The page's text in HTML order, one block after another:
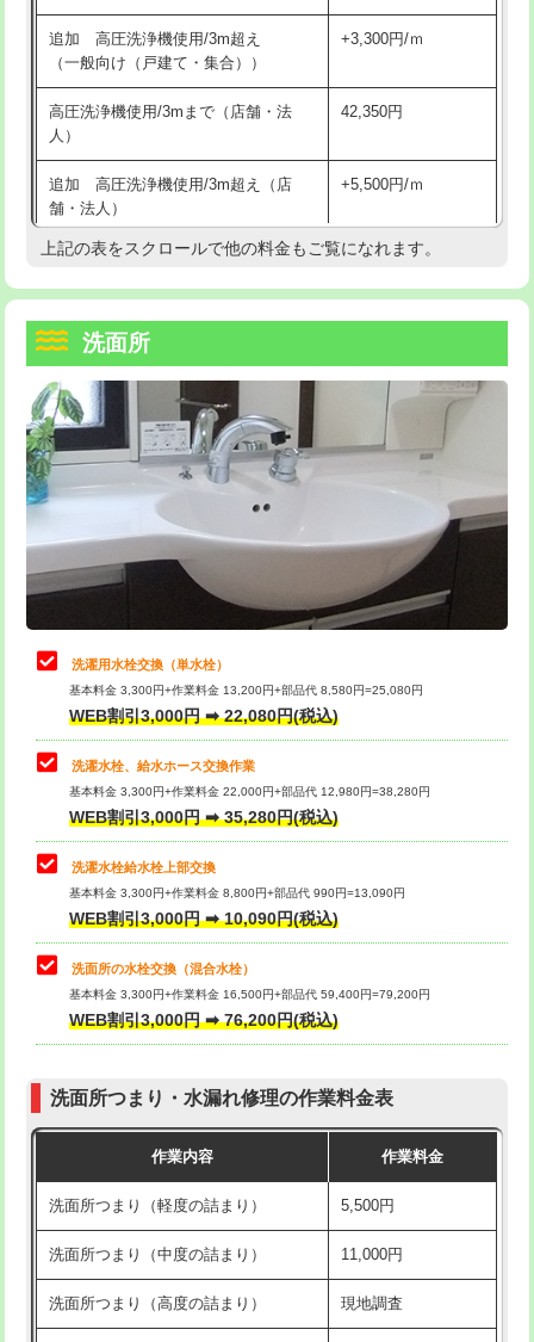
マス交換（深さ50㎝以上） 66,000円
コンクリート斫り（厚さ10㎝まで） 27,500円
コンクリート斫り（厚さ10㎝超え）
モルタル補修（厚さ10㎝まで）
モルタル補修（厚さ10㎝超え） 38,500円
洗面台設置 38,500円
追加人工
廃棄・処分 現場見積
※給水管工事は20mmまでの価格です。
持込商品取付（混合水栓） 16,500円
給水管工事※（ホール加工)
給水管工事※（バンド止め) 3,300円
給水管工事※（支持金具設置) 5,500円
給水管工事※（保温材使用（バンド止
め込み）)
5,500円
給水管工事※（土の掘削・埋め戻し作
業)
11,000円
給水管工事※（塩ビ管（VP・HI）使
用/3ｍまで)
33,000円
給水管工事※（塩ビ管（VP・HI）使
用（追加）/3ｍ超え)
給水管工事※（ライニング鋼管・銅
管・ポリ管・HT管使用/3ｍまで)
44,000円
給水管工事※（ライニング鋼管・銅
管・ポリ管・HT管使用/3ｍ超え)
排水管工事（土の掘削・埋め戻し作
業）
排水管工事（排水管工事/3ｍまで） 55,000円
排水管工事（追加 排水管工事/3ｍ超
え）
マス交換（土の掘削・埋め戻し作業）
マス交換（深さ50㎝未満）
マス交換（深さ50㎝以上）
モルタル補修（厚さ10㎝まで） 27,500円
モルタル補修（厚さ10㎝超え） 38,500円
洗面台設置 38,500円
バスタブ設置 現場見積
追加 高圧洗浄機使用/3m超え
（一般向け（戸建て・集合））
+3,300円/ｍ
高圧洗浄機使用/3mまで（店舗・法
人）
42,350円
追加 高圧洗浄機使用/3m超え（店
舗・法人）
+5,500円/ｍ
高度高圧洗浄換 現地調査
トーラー機使用/3mまで
追加トーラー機使用/3m超え +3,300円
カメラ調査 33,000円
桝清掃
止水・漏水調査・防水処理・清掃・修
理・調整・分解・加工など（軽作業）
11,000円
止水・漏水調査・防水処理・清掃・修
理・調整・分解・加工など（中作業）
22,000円
止水・漏水調査・防水処理・清掃・修
理・調整・分解・加工など（重作業）
33,000円
キッチンタンク脱着
その他部品の脱着
交換・取付（タンク）
交換・取付(単水栓（壁付・デッキ
式）)
交換・取付(混合水栓（壁付・デッキ
式・ワンホール）)
16,500円+材料費
（P/S/ポップアップ））
交換・取付（その他部品） 11,000円+材料費
持込商品取付（単水栓） 13,200円
持込商品取付（混合水栓） 16,500円
持込商品取付（浄水器・分岐水栓） 16,500円
給水管工事※（ホール加工) 16,500円
上記の表をスクロールで他の料金もご覧になれます。
洗面所
洗濯用水栓交換（単水栓）
基本料金 3,300円+作業料金 13,200円+部品代 8,580円=25,080円
WEB割引3,000円 ➡ 22,080円(税込)
洗濯水栓、給水ホース交換作業
基本料金 3,300円+作業料金 22,000円+部品代 12,980円=38,280円
WEB割引3,000円 ➡ 35,280円(税込)
洗濯水栓給水栓上部交換
基本料金 3,300円+作業料金 8,800円+部品代 990円=13,090円
WEB割引3,000円 ➡ 10,090円(税込)
洗面所の水栓交換（混合水栓）
基本料金 3,300円+作業料金 16,500円+部品代 59,400円=79,200円
WEB割引3,000円 ➡ 76,200円(税込)
洗面所つまり・水漏れ修理の作業料金表
作業内容 作業料金
洗面所つまり（軽度の詰まり） 5,500円
洗面所つまり（中度の詰まり） 11,000円
洗面所つまり（高度の詰まり） 現地調査